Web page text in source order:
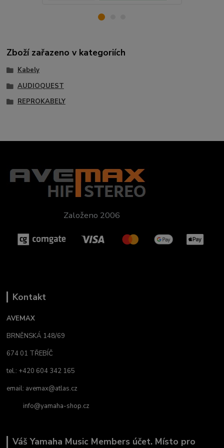
Zboží zařazeno v kategoriích
Kabely
AUDIOQUEST
REPROKABELY
Založeno 2006
Kontakt
AVEMAX
BRNĚNSKÁ 148/69
674 01 TŘEBÍČ
tel.: +420 604 342 165
email: avemax@atlas.cz
info@yamaha-shop.cz
Váš Yamaha Music Members účet. Místo pro